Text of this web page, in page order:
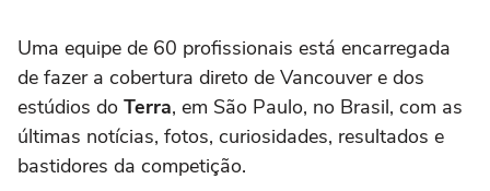
Uma equipe de 60 profissionais está encarregada
de fazer a cobertura direto de Vancouver e dos
estúdios do Terra, em São Paulo, no Brasil, com as
últimas notícias, fotos, curiosidades, resultados e
bastidores da competição.